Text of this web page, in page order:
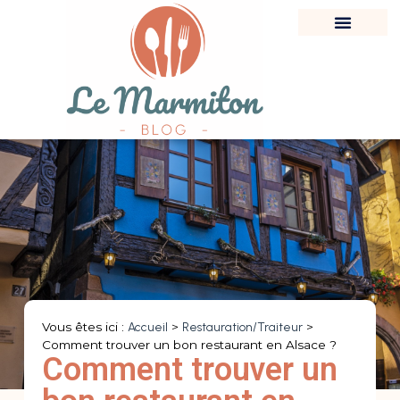
Vous êtes ici : Accueil > Restauration/Traiteur>
Comment trouver un bon restaurant en Alsace ?
Comment trouver un